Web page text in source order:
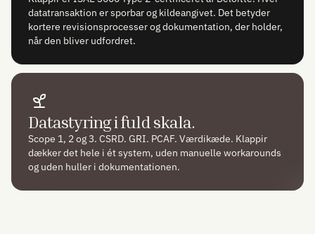
datatransaktion er sporbar og kildeangivet. Det betyder
kortere revisionsprocesser og dokumentation, der holder,
når den bliver udfordret.
Datastyring i fuld skala.
Scope 1, 2 og 3. CSRD. GRI. PCAF. Værdikæde. Klappir
dækker det hele i ét system, uden manuelle workarounds
og uden huller i dokumentationen.